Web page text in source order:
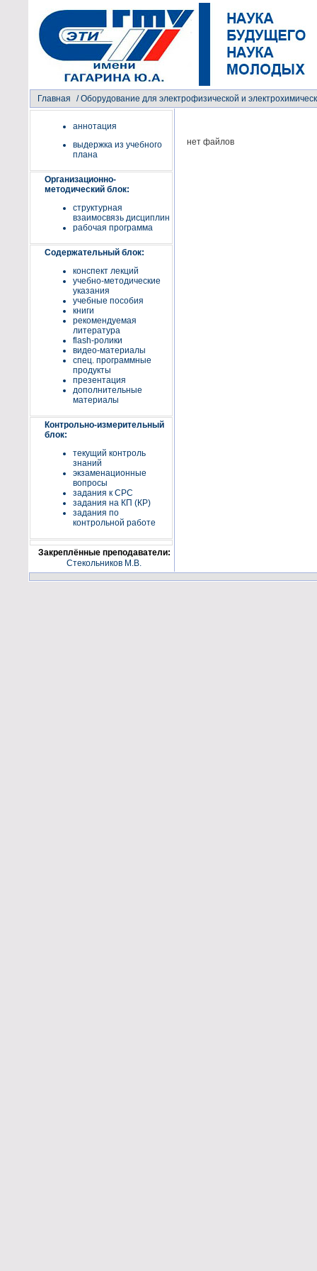
Главная /Оборудование для электрофизической и
аннотация
выдержка из учебного
плана
Организационно-
методический блок:
структурная
взаимосвязь дисциплин
рабочая программа
Содержательный блок:
конспект лекций
учебно-методические
указания
учебные пособия
книги
рекомендуемая
литература
flash-ролики
видео-материалы
спец. программные
продукты
презентация
дополнительные
материалы
Контрольно-измерительный
блок:
текущий контроль
знаний
экзаменационные
вопросы
задания к СРС
задания на КП (КР)
задания по
контрольной работе
Закреплённые преподаватели:
Стекольников М.В.
нет файлов